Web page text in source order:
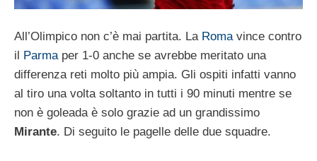
All’Olimpico non c’è mai partita. La Romavince contro
il
Parmaper 1-0 anche se avrebbe meritato una
differenza reti molto più ampia. Gli ospiti infatti vanno
al tiro una volta soltanto in tutti i 90 minuti mentre se
non è goleada è solo grazie ad un grandissimo
Mirante. Di seguito le pagelle delle due squadre.